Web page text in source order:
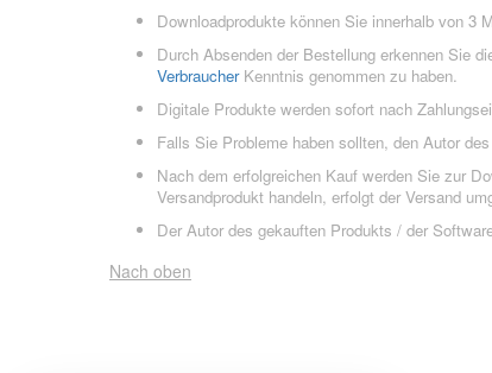
Downloadprodukte können Sie innerhalb von 3
Durch Absenden der Bestellung erkennen Sie
VerbraucherKenntnis genommen zu haben.
Digitale Produkte werden sofort nach
Falls Sie Probleme haben sollten, den Autor
Nach dem erfolgreichen Kauf werden Sie zur
Versandprodukt handeln, erfolgt der Versand
Der Autor des gekauften Produkts / der
Nach oben